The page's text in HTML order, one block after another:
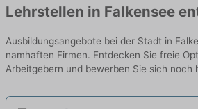
Lehrstellen in Falkensee
Ausbildungsangebote bei der Stadt in
namhaften Firmen. Entdecken Sie freie
Arbeitgebern und bewerben Sie sich noch